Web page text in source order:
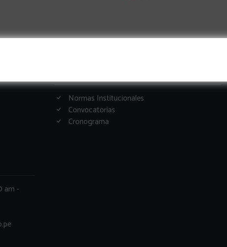
am -
Normas Institucionales
Convocatorias
Cronograma